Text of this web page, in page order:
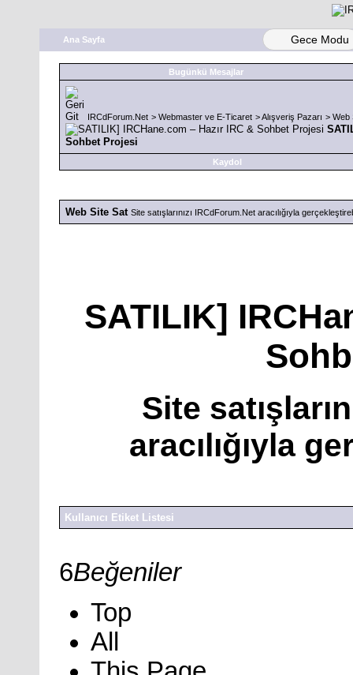
Ana Sayfa Gece Modu
Bugünkü Mesajlar
IRCdForum.Net > Webmaster ve E-Ticaret >Alışveriş Pazarı > Web
Sohbet Projesi
Kaydol
Web Site Sat Site satışlarınızı IRCdForum.Net aracılığıyla
SATILIK]
Site
aracılığıyla
Kullanıcı Etiket Listesi
6Beğeniler
Top
All